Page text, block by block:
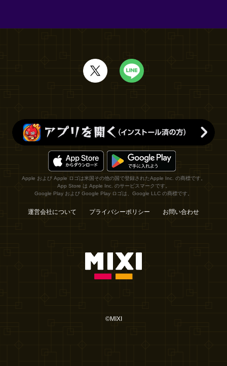
Apple および Apple ロゴは米国その他の国で登録されたApple Inc. の商標です。
App Store は Apple Inc. のサービスマークです。
Google Play および Google Play ロゴは、Google LLC の商標です。
運営会社について プライバシーポリシー お問い合わせ
©MIXI